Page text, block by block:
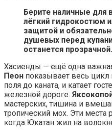
Берите наличные для
лёгкий гидрокостюм
защитой и
душевых перед
останется прозрачной.
Хасиенды — ещё одна важная
Пеон показывает весь цикл
поля до каната, и катает
железной дороге.
мастерских, тишина и
тропический мох. Эти
когда Юкатан жил на